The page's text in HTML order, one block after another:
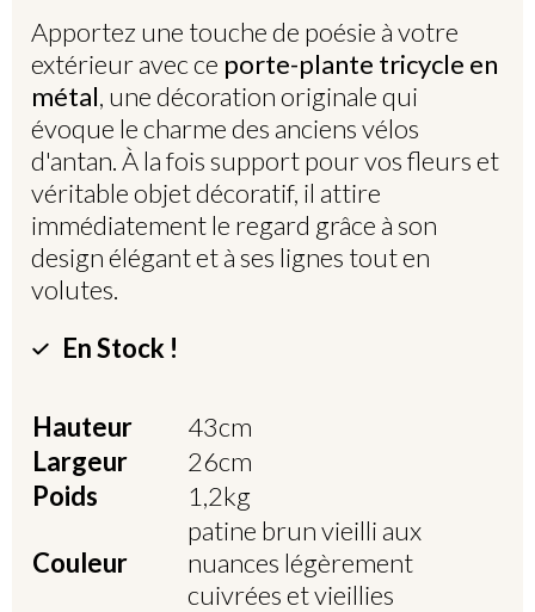
Apportez une touche de poésie à votre
extérieur avec ce porte-plante tricycle en
métal, une décoration originale qui
évoque le charme des anciens vélos
d'antan. À la fois support pour vos fleurs et
véritable objet décoratif, il attire
immédiatement le regard grâce à son
design élégant et à ses lignes tout en
volutes.
En Stock !
Hauteur
43cm
Largeur
26cm
Poids
1,2kg
Couleur
patine brun vieilli aux
nuances légèrement
cuivrées et vieillies